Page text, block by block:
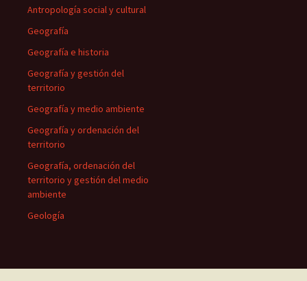
Antropología social y cultural
Geografía
Geografía e historia
Geografía y gestión del
territorio
Geografía y medio ambiente
Geografía y ordenación del
territorio
Geografía, ordenación del
territorio y gestión del medio
ambiente
Geología